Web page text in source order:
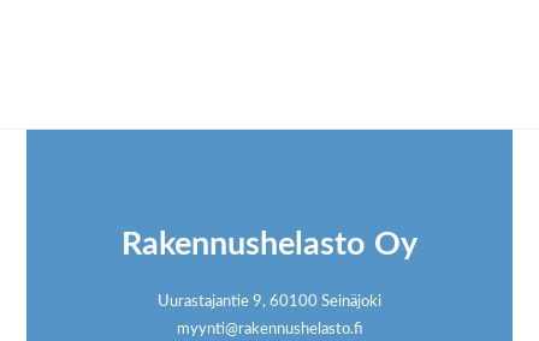
Rakennushelasto Oy
Uurastajantie 9, 60100 Seinäjoki
myynti@rakennushelasto.fi